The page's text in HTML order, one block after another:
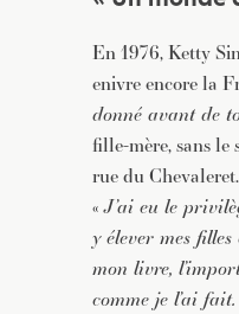
En 1976, Ketty
enivre encore la
donné avant de
fille-mère, sans le
rue du
«J’ai eu le
y élever mes
mon livre,
comme je l’ai fait.